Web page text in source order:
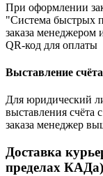
При оформлении
"Система быстрых
заказа менеджером
QR-код для оплаты
Выставление счёта
Для юридический
выставления счёта
заказа менеджер
Доставка
пределах